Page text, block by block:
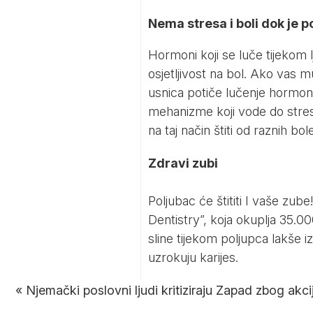
Nema stresa i boli dok je
Hormoni koji se luče tijekom
osjetljivost na bol. Ako vas
usnica potiče lučenje
mehanizme koji vode do
na taj način štiti od raznih
Zdravi zubi
Poljubac će štititi I vaše
Dentistry”, koja okuplja
sline tijekom poljupca lakše
uzrokuju karijes.
« Njemački poslovni ljudi kritiziraju Zapad zbog